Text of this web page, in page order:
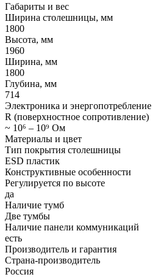
Габариты и вес
Ширина столешницы, мм
1800
Высота, мм
1960
Ширина, мм
1800
Глубина, мм
714
Электроника и энергопотребление
R (поверхностное сопротивление)
~ 10⁶ – 10⁹ Ом
Материалы и цвет
Тип покрытия столешницы
ESD пластик
Конструктивные особенности
Регулируется по высоте
да
Наличие тумб
Две тумбы
Наличие панели коммуникаций
есть
Производитель и гарантия
Страна-производитель
Россия